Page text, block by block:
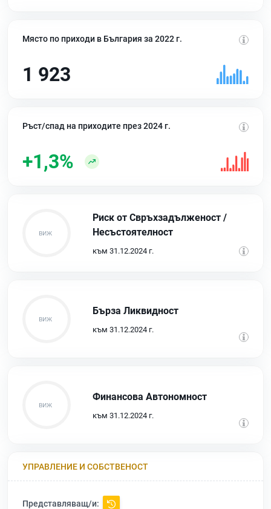
Място по приходи в България за 2022 г.
1 923
Ръст/спад на приходите през 2024 г.
+1,3%
Риск от Свръхзадълженост /
Несъстоятелност
към 31.12.2024 г.
Бърза Ликвидност
към 31.12.2024 г.
Финансова Автономност
към 31.12.2024 г.
УПРАВЛЕНИЕ И СОБСТВЕНОСТ
Представляващ/и: